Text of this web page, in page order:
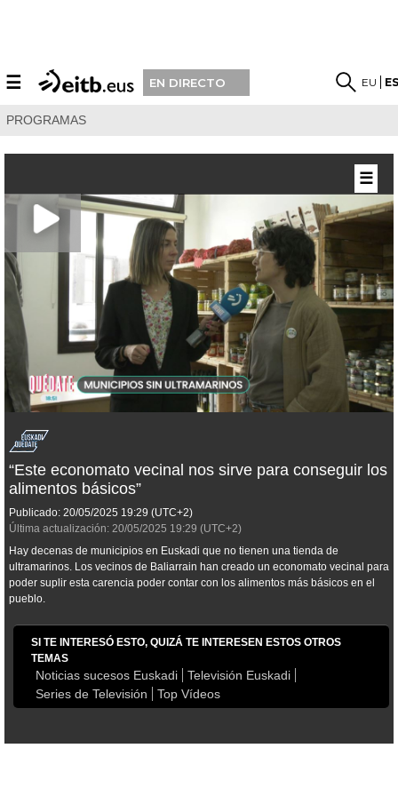
☰ EN DIRECTO EU
PROGRAMAS
“Este economato vecinal nos sirve para conseguir los
alimentos básicos”
Publicado: 20/05/2025 19:29 (UTC+2)
Última actualización: 20/05/2025 19:29 (UTC+2)
Hay decenas de municipios en Euskadi que no tienen una tienda de
ultramarinos. Los vecinos de Baliarrain han creado un economato vecinal para
poder suplir esta carencia poder contar con los alimentos más básicos en el
pueblo.
SI TE INTERESÓ ESTO, QUIZÁ TE INTERESEN ESTOS OTROS
TEMAS
Noticias sucesos Euskadi
Televisión Euskadi
Series de Televisión
Top Vídeos
☰